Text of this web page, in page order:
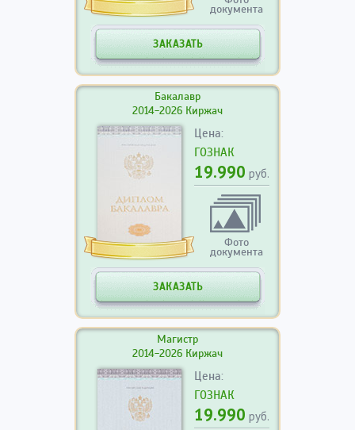
документа
ЗАКАЗАТЬ
Бакалавр
2014-2026 Киржач
Цена:
ГОЗНАК
19.990 руб.
Фото
документа
ЗАКАЗАТЬ
Магистр
2014-2026 Киржач
Цена:
ГОЗНАК
19.990 руб.